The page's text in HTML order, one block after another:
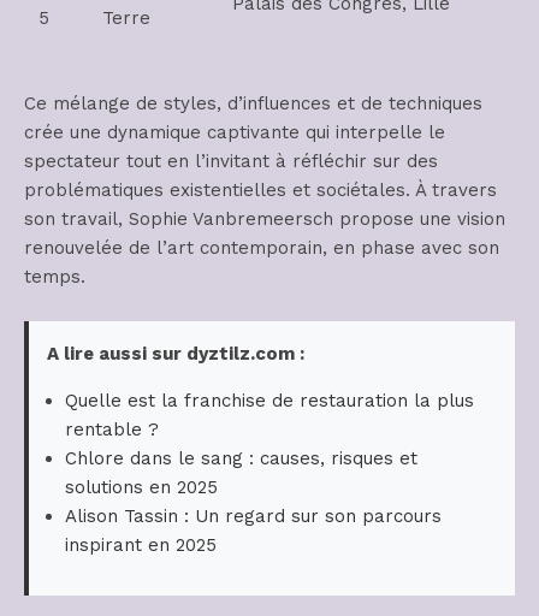
5 Terre
Ce mélange de styles, d’influences et de techniques
crée une dynamique captivante qui interpelle le
spectateur tout en l’invitant à réfléchir sur des
problématiques existentielles et sociétales. À travers
son travail, Sophie Vanbremeersch propose une vision
renouvelée de l’art contemporain, en phase avec son
temps.
A lire aussi sur dyztilz.com :
Quelle est la franchise de restauration la plus
rentable ?
Chlore dans le sang : causes, risques et
solutions en 2025
Alison Tassin : Un regard sur son parcours
inspirant en 2025